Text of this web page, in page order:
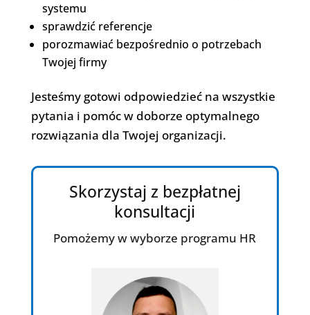
systemu
sprawdzić referencje
porozmawiać bezpośrednio o potrzebach
Twojej firmy
Jesteśmy gotowi odpowiedzieć na wszystkie
pytania i pomóc w doborze optymalnego
rozwiązania dla Twojej organizacji.
Skorzystaj z bezpłatnej
konsultacji
Pomożemy w wyborze programu HR